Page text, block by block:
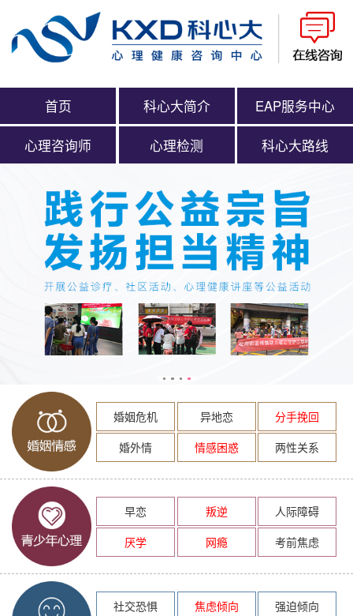
首页 科心大简介 EAP服务中心
心理咨询师 心理检测 科心大路线
婚姻危机 异地恋
分手挽回
婚外情
情感困惑 两性关系
早恋 叛逆
人际障碍
厌学
网瘾 考前焦虑
社交恐惧 焦虑倾向
强迫倾向